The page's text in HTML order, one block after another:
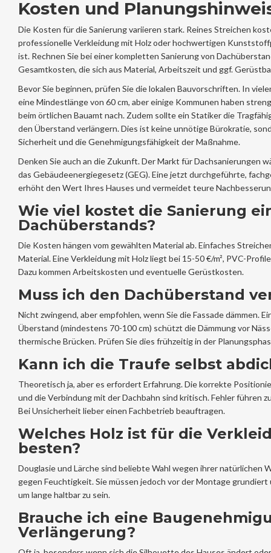
Kosten und
Die Kosten für die Sanierung variieren stark. Reines Streichen
professionelle Verkleidung mit Holz oder hochwertigen
ist. Rechnen Sie bei einer kompletten Sanierung von
Gesamtkosten, die sich aus Material, Arbeitszeit und ggf.
Bevor Sie beginnen, prüfen Sie die lokalen Bauvorschriften. In
eine Mindestlänge von 60 cm, aber einige Kommunen haben
beim örtlichen Bauamt nach. Zudem sollte ein Statiker die
den Überstand verlängern. Dies ist keine unnötige Bürokratie,
Sicherheit und die Genehmigungsfähigkeit der Maßnahme.
Denken Sie auch an die Zukunft. Der Markt für Dachsanierungen
das Gebäudeenergiegesetz (GEG). Eine jetzt durchgeführte,
erhöht den Wert Ihres Hauses und vermeidet teure
Wie viel kostet die Sanierung
Dachüberstands?
Die Kosten hängen vom gewählten Material ab. Einfaches
Material. Eine Verkleidung mit Holz liegt bei 15-50 €/m², PVC-
Dazu kommen Arbeitskosten und eventuelle Gerüstkosten.
Muss ich den Dachüberstand
Nicht zwingend, aber empfohlen, wenn Sie die Fassade dämmen.
Überstand (mindestens 70-100 cm) schützt die Dämmung vor
thermische Brücken. Prüfen Sie dies frühzeitig in der
Kann ich die Traufe selbst
Theoretisch ja, aber es erfordert Erfahrung. Die korrekte
und die Verbindung mit der Dachbahn sind kritisch. Fehler führen
Bei Unsicherheit lieber einen Fachbetrieb beauftragen.
Welches Holz ist für die
besten?
Douglasie und Lärche sind beliebte Wahl wegen ihrer natürlichen
gegen Feuchtigkeit. Sie müssen jedoch vor der Montage
um lange haltbar zu sein.
Brauche ich eine
Verlängerung?